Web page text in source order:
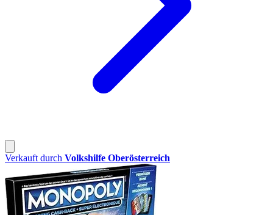
Verkauft durch Volkshilfe Oberösterreich